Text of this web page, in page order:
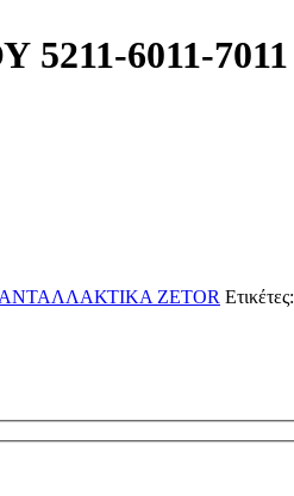
6011-7011
ΑΝΤΑΛΛΑΚΤΙΚΑ ZETOR Ετικέτες: